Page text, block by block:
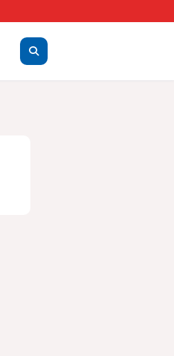
Display the search form